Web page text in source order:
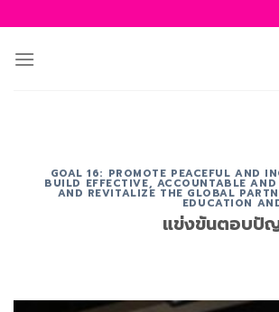
ไป
ยัง
GOAL 16: PROMOTE PEACEFUL AND
BUILD EFFECTIVE, ACCOUNTABLE
AND REVITALIZE THE GLOBAL
EDUCATION
แข่งขันตอบปัญ